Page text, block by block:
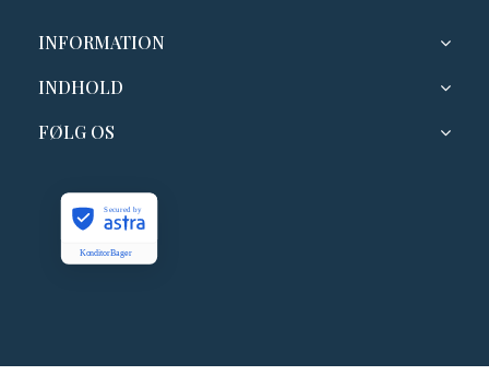
INFORMATION
INDHOLD
FØLG OS
KonditorBager
Secured by